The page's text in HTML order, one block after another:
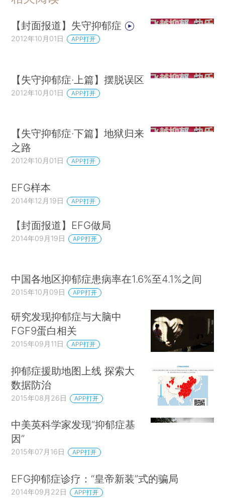
【封面报道】失守抑郁症
2012年10月01日 APP打开
【失守抑郁症·上篇】摆脱误区
2012年10月01日 APP打开
【失守抑郁症·下篇】地狱归来
之路
2012年10月01日 APP打开
EFG样本
2014年12月19日 APP打开
【封面报道】EFG做局
2014年09月19日 APP打开
中国各地区抑郁症患病率在1.6%至4.1%之间
2015年10月09日 APP打开
研究发现抑郁症与大脑中
FGF9蛋白相关
2015年09月11日 APP打开
抑郁症援助地图上线 探索大
数据防治
2015年08月26日 APP打开
中美英科学家发现“抑郁症基
因”
2015年07月16日 APP打开
EFG抑郁症诊疗：“皇帝新装”式的骗局
2014年09月22日 APP打开